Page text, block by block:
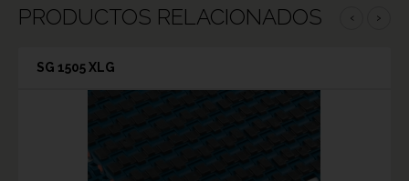
PRODUCTOS RELACIONADOS ‹ ›
SG 1505 XLG